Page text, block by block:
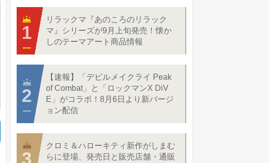
リラックマ『あのころのリラック
マ』シリーズが9月上旬発売！懐か
しのテーマアート商品情報
【速報】「デビルメイクライ Peak
of Combat」と「ロックマンX DiV
E」がコラボ！8月6日より新バージ
ョン配信
クロミ＆ハローキティ新作がしまむ
らに登場、発売日と販売店舗・通販